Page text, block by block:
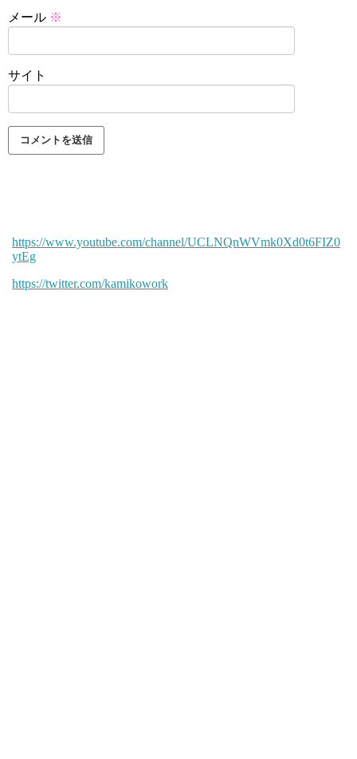
メール ※
サイト
https://www.youtube.com/channel/UCLNQnWVmk0Xd0t6FIZ0
ytEg
https://twitter.com/kamikowork